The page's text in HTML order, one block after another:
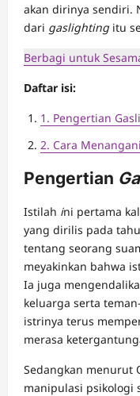
akan dirinya sendiri.
dari gaslightingitu
Berbagi untuk
Daftar isi:
1. Pengertian
2. Cara
Pengertian
Istilah ini pertama
yang dirilis pada
tentang seorang
meyakinkan bahwa
Ia juga
keluarga serta
istrinya terus
merasa
Sedangkan menurut
manipulasi psikologi